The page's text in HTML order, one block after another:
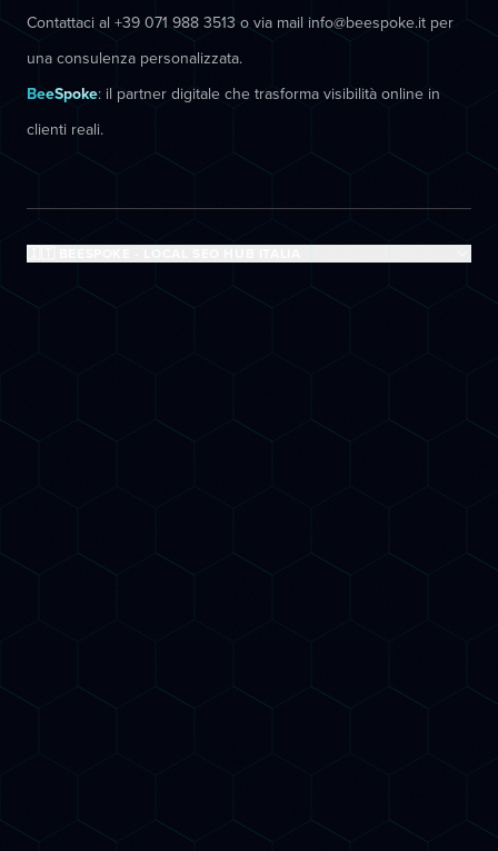
Contattaci al +39 071 988 3513 o via mail info@beespoke.it per
una consulenza personalizzata.
BeeSpoke: il partner digitale che trasforma visibilità online in
clienti reali.